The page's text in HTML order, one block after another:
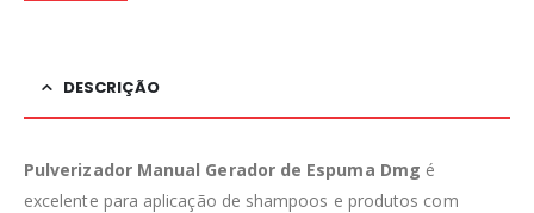
DESCRIÇÃO
Pulverizador Manual Gerador de Espuma Dmg é
excelente para aplicação de shampoos e produtos com